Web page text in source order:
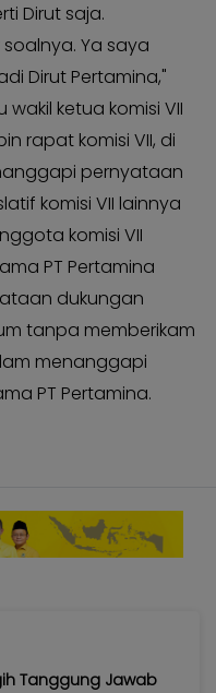
Dirut saja.
Ya saya
Dirut Pertamina,"
wakil ketua komisi VII
rapat komisi VII, di
pernyataan
komisi VII lainnya
komisi VII
PT Pertamina
dukungan
tanpa memberikam
menanggapi
PT Pertamina.
Tanggung Jawab